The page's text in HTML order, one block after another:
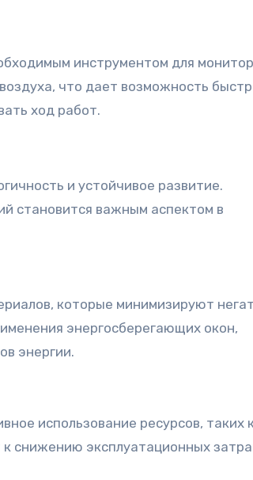
инструментом для
что дает возможность
ход работ.
и устойчивое развитие.
становится важным аспектом в
которые минимизируют
энергосберегающих окон,
энергии.
использование ресурсов, таких
к снижению эксплуатационных